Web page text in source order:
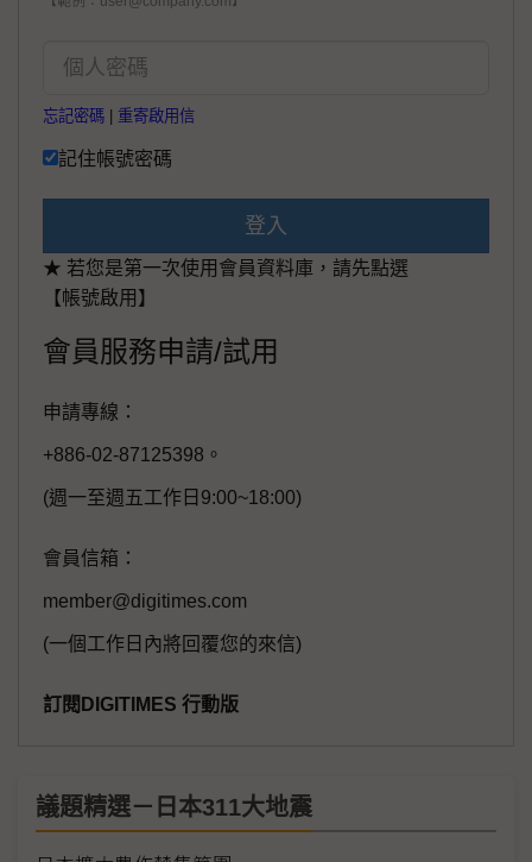
忘記密碼 重寄啟用信
記住帳號密碼
登入
★ 若您是第一次使用會員資料庫，請先點選
【帳號啟用】
會員服務申請/試用
申請專線：
+886-02-87125398。
(週一至週五工作日9:00~18:00)
會員信箱：
member@digitimes.com
(一個工作日內將回覆您的來信)
訂閱DIGITIMES 行動版
議題精選－日本311大地震